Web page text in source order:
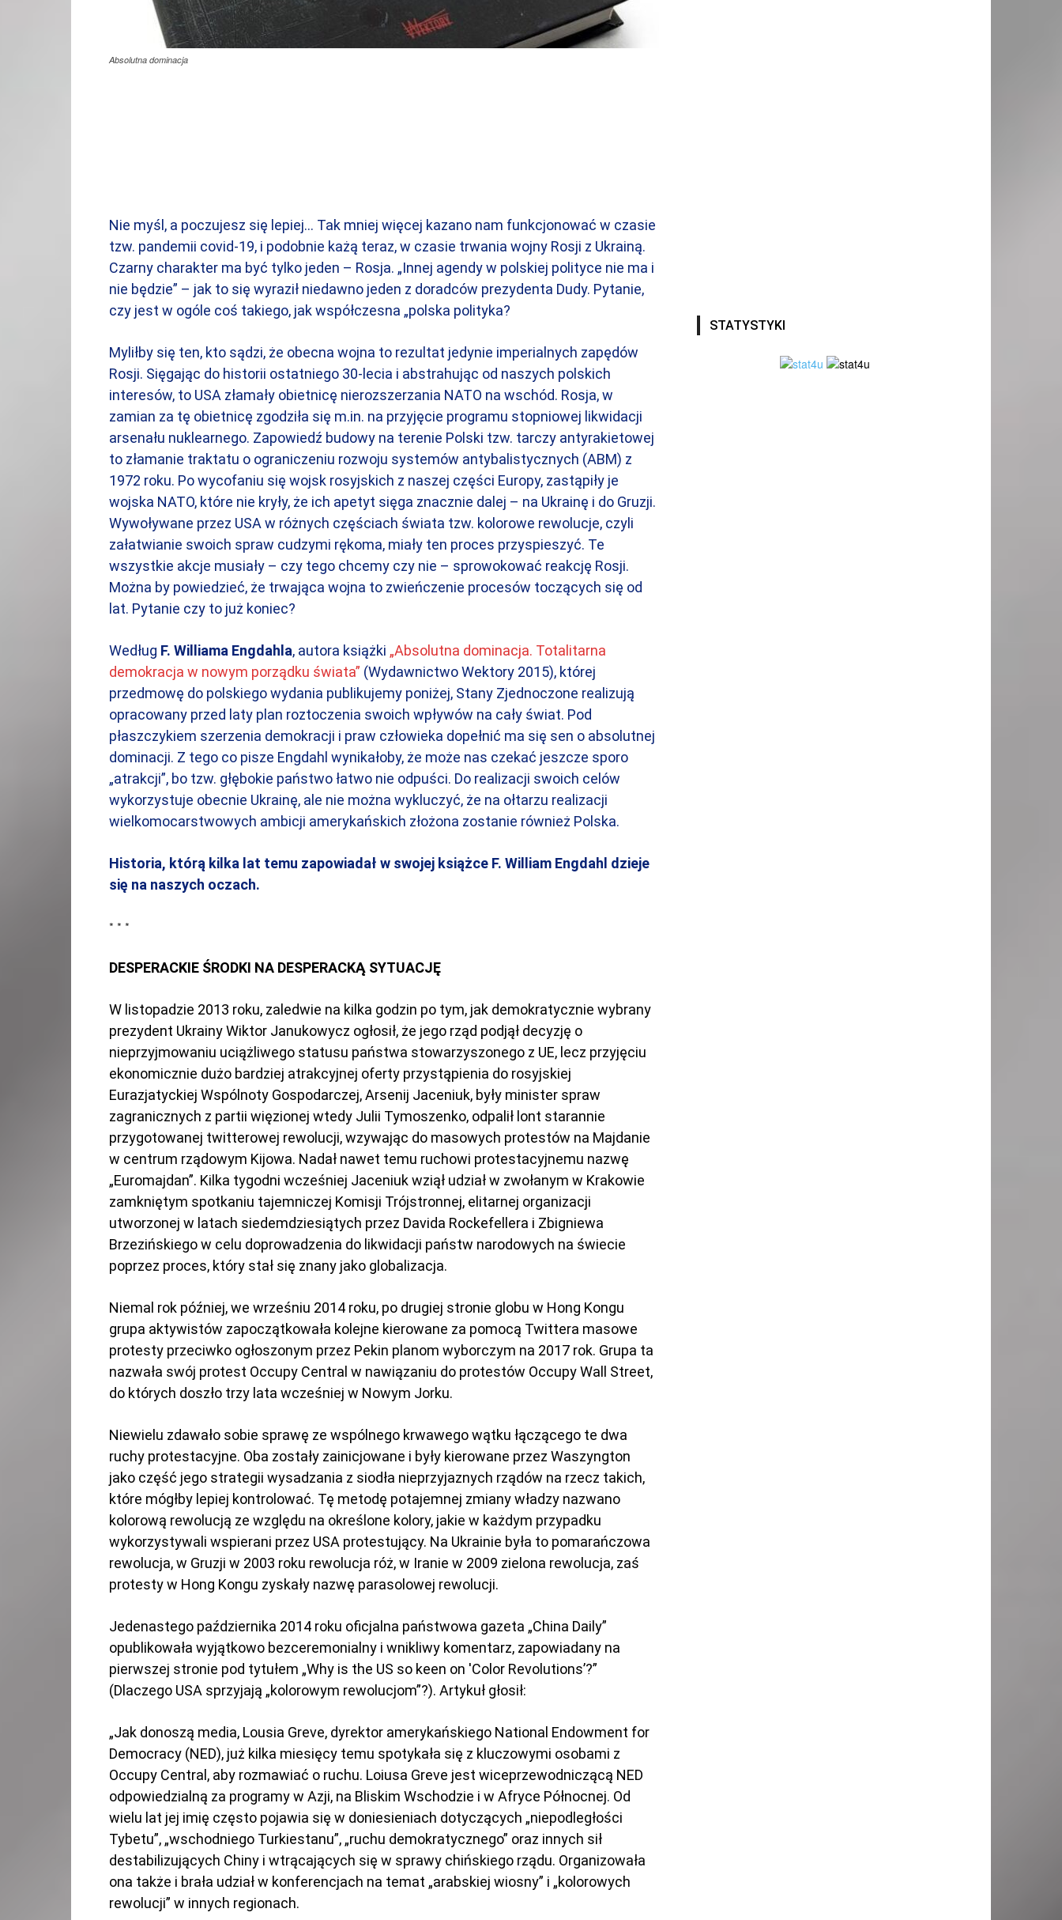
Absolutna dominacja
Nie myśl, a poczujesz się lepiej… Tak mniej więcej kazano nam funkcjonować w czasie
tzw. pandemii covid-19, i podobnie każą teraz, w czasie trwania wojny Rosji z Ukrainą.
Czarny charakter ma być tylko jeden – Rosja. „Innej agendy w polskiej polityce nie ma i
nie będzie” – jak to się wyraził niedawno jeden z doradców prezydenta Dudy. Pytanie,
czy jest w ogóle coś takiego, jak współczesna „polska polityka?
Myliłby się ten, kto sądzi, że obecna wojna to rezultat jedynie imperialnych zapędów
Rosji. Sięgając do historii ostatniego 30-lecia i abstrahując od naszych polskich
interesów, to USA złamały obietnicę nierozszerzania NATO na wschód. Rosja, w
zamian za tę obietnicę zgodziła się m.in. na przyjęcie programu stopniowej likwidacji
arsenału nuklearnego. Zapowiedź budowy na terenie Polski tzw. tarczy antyrakietowej
to złamanie traktatu o ograniczeniu rozwoju systemów antybalistycznych (ABM) z
1972 roku. Po wycofaniu się wojsk rosyjskich z naszej części Europy, zastąpiły je
wojska NATO, które nie kryły, że ich apetyt sięga znacznie dalej – na Ukrainę i do Gruzji.
Wywoływane przez USA w różnych częściach świata tzw. kolorowe rewolucje, czyli
załatwianie swoich spraw cudzymi rękoma, miały ten proces przyspieszyć. Te
wszystkie akcje musiały – czy tego chcemy czy nie – sprowokować reakcję Rosji.
Można by powiedzieć, że trwająca wojna to zwieńczenie procesów toczących się od
lat. Pytanie czy to już koniec?
Według F. Williama Engdahla, autora książki „Absolutna dominacja. Totalitarna
demokracja w nowym porządku świata” (Wydawnictwo Wektory 2015), której
przedmowę do polskiego wydania publikujemy poniżej, Stany Zjednoczone realizują
opracowany przed laty plan roztoczenia swoich wpływów na cały świat. Pod
płaszczykiem szerzenia demokracji i praw człowieka dopełnić ma się sen o absolutnej
dominacji. Z tego co pisze Engdahl wynikałoby, że może nas czekać jeszcze sporo
„atrakcji”, bo tzw. głębokie państwo łatwo nie odpuści. Do realizacji swoich celów
wykorzystuje obecnie Ukrainę, ale nie można wykluczyć, że na ołtarzu realizacji
wielkomocarstwowych ambicji amerykańskich złożona zostanie również Polska.
Historia, którą kilka lat temu zapowiadał w swojej książce F. William Engdahl dzieje
się na naszych oczach.
* * *
DESPERACKIE ŚRODKI NA DESPERACKĄ SYTUACJĘ
W listopadzie 2013 roku, zaledwie na kilka godzin po tym, jak demokratycznie wybrany
prezydent Ukrainy Wiktor Janukowycz ogłosił, że jego rząd podjął decyzję o
nieprzyjmowaniu uciążliwego statusu państwa stowarzyszonego z UE, lecz przyjęciu
ekonomicznie dużo bardziej atrakcyjnej oferty przystąpienia do rosyjskiej
Eurazjatyckiej Wspólnoty Gospodarczej, Arsenij Jaceniuk, były minister spraw
zagranicznych z partii więzionej wtedy Julii Tymoszenko, odpalił lont starannie
przygotowanej twitterowej rewolucji, wzywając do masowych protestów na Majdanie
w centrum rządowym Kijowa. Nadał nawet temu ruchowi protestacyjnemu nazwę
„Euromajdan”. Kilka tygodni wcześniej Jaceniuk wziął udział w zwołanym w Krakowie
zamkniętym spotkaniu tajemniczej Komisji Trójstronnej, elitarnej organizacji
utworzonej w latach siedemdziesiątych przez Davida Rockefellera i Zbigniewa
Brzezińskiego w celu doprowadzenia do likwidacji państw narodowych na świecie
poprzez proces, który stał się znany jako globalizacja.
Niemal rok później, we wrześniu 2014 roku, po drugiej stronie globu w Hong Kongu
grupa aktywistów zapoczątkowała kolejne kierowane za pomocą Twittera masowe
protesty przeciwko ogłoszonym przez Pekin planom wyborczym na 2017 rok. Grupa ta
nazwała swój protest Occupy Central w nawiązaniu do protestów Occupy Wall Street,
do których doszło trzy lata wcześniej w Nowym Jorku.
Niewielu zdawało sobie sprawę ze wspólnego krwawego wątku łączącego te dwa
ruchy protestacyjne. Oba zostały zainicjowane i były kierowane przez Waszyngton
jako część jego strategii wysadzania z siodła nieprzyjaznych rządów na rzecz takich,
które mógłby lepiej kontrolować. Tę metodę potajemnej zmiany władzy nazwano
kolorową rewolucją ze względu na określone kolory, jakie w każdym przypadku
wykorzystywali wspierani przez USA protestujący. Na Ukrainie była to pomarańczowa
rewolucja, w Gruzji w 2003 roku rewolucja róż, w Iranie w 2009 zielona rewolucja, zaś
protesty w Hong Kongu zyskały nazwę parasolowej rewolucji.
Jedenastego października 2014 roku oficjalna państwowa gazeta „China Daily”
opublikowała wyjątkowo bezceremonialny i wnikliwy komentarz, zapowiadany na
pierwszej stronie pod tytułem „Why is the US so keen on 'Color Revolutions’?”
(Dlaczego USA sprzyjają „kolorowym rewolucjom”?). Artykuł głosił:
„Jak donoszą media, Lousia Greve, dyrektor amerykańskiego National Endowment for
Democracy (NED), już kilka miesięcy temu spotykała się z kluczowymi osobami z
Occupy Central, aby rozmawiać o ruchu. Loiusa Greve jest wiceprzewodniczącą NED
odpowiedzialną za programy w Azji, na Bliskim Wschodzie i w Afryce Północnej. Od
wielu lat jej imię często pojawia się w doniesieniach dotyczących „niepodległości
Tybetu”, „wschodniego Turkiestanu”, „ruchu demokratycznego” oraz innych sił
destabilizujących Chiny i wtrącających się w sprawy chińskiego rządu. Organizowała
ona także i brała udział w konferencjach na temat „arabskiej wiosny” i „kolorowych
rewolucji” w innych regionach.
STATYSTYKI